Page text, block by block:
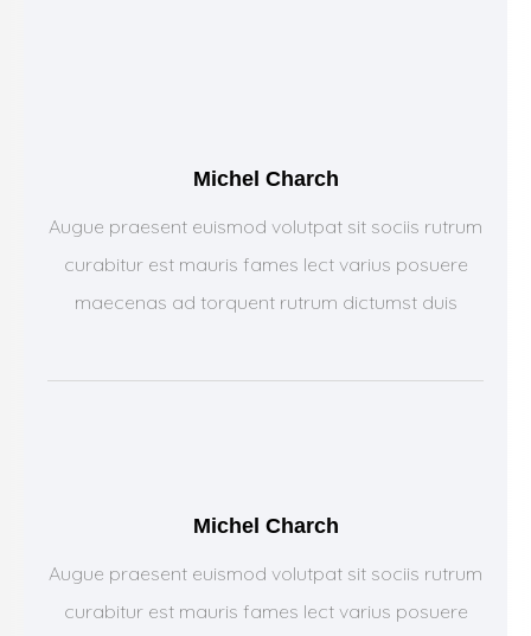
Michel Charch
Augue praesent euismod volutpat sit sociis rutrum
curabitur est mauris fames lect varius posuere
maecenas ad torquent rutrum dictumst duis
Michel Charch
Augue praesent euismod volutpat sit sociis rutrum
curabitur est mauris fames lect varius posuere